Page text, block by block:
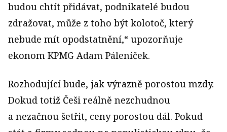
budou chtít přidávat, podnikatelé budou
zdražovat, může z toho být kolotoč, který
nebude mít opodstatnění,“ upozorňuje
ekonom KPMG Adam Páleníček.
Rozhodující bude, jak výrazně porostou mzdy.
Dokud totiž Češi reálně nezchudnou
a nezačnou šetřit, ceny porostou dál. Pokud